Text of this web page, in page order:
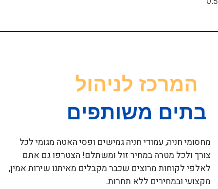
מחסומי חניה, עמודי חניה גמישים ופסי האטה מגומי לכל
צורך ולכל מטרה במחיר זול ומשתלם! הצטרפו גם אתם
לאלפי לקוחות מרוצים שכבר מקבלים מאיתנו שירות אמין,
מקצועי ובמחירים ללא תחרות.